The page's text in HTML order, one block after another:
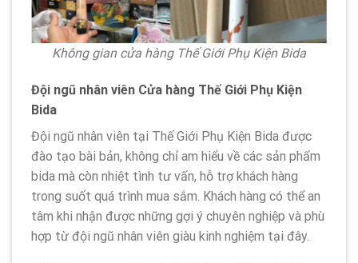
Không gian cửa hàng Thế Giới Phụ Kiện Bida
Đội ngũ nhân viên Cửa hàng Thế Giới Phụ Kiện
Bida
Đội ngũ nhân viên tại Thế Giới Phụ Kiện Bida được
đào tạo bài bản, không chỉ am hiểu về các sản phẩm
bida mà còn nhiệt tình tư vấn, hỗ trợ khách hàng
trong suốt quá trình mua sắm. Khách hàng có thể an
tâm khi nhận được những gợi ý chuyên nghiệp và phù
hợp từ đội ngũ nhân viên giàu kinh nghiệm tại đây.